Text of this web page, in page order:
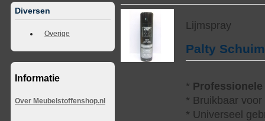
Diversen
Overige
Informatie
Over Meubelstoffenshop.nl
Lijmspray
Palty
* Professionele
* Bruikbaar
* Universeel